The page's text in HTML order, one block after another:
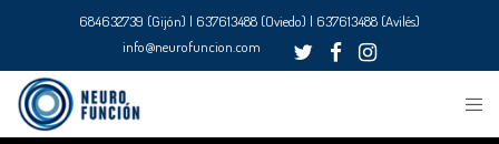
684632739 (Gijón) | 637613488 (Oviedo) | 637613488 (Avilés)
info@neurofuncion.com